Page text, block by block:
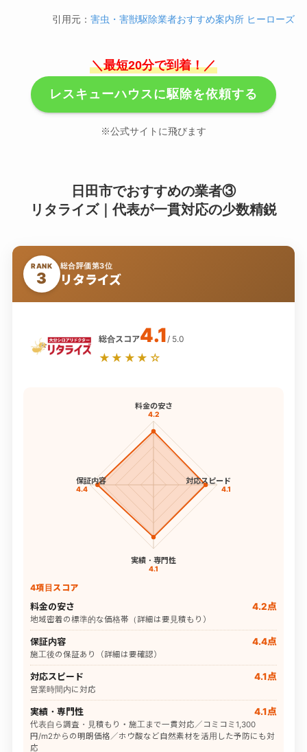
引用元：害虫・害獣駆除業者おすすめ案内所 ヒーローズ
＼最短20分で到着！／
レスキューハウスに駆除を依頼する
※公式サイトに飛びます
日田市でおすすめの業者③
リタライズ｜代表が一貫対応の少数精鋭
RANK
3
総合評価第3位
リタライズ
総合スコア4.1/ 5.0
★★★★☆
料金の安さ
4.2
対応スピード
4.1
実績・専門性
4.1
保証内容
4.4
4項目スコア
料金の安さ 4.2点
地域密着の標準的な価格帯（詳細は要見積もり）
保証内容 4.4点
施工後の保証あり（詳細は要確認）
対応スピード 4.1点
営業時間内に対応
実績・専門性 4.1点
代表自ら調査・見積もり・施工まで一貫対応／コミコミ1,300
円/m2からの明朗価格／ホウ酸など自然素材を活用した予防にも対
応